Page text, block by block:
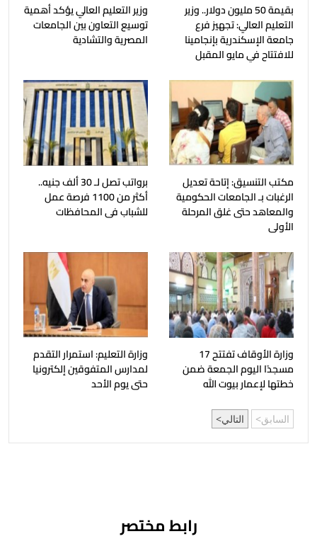
بقيمة 50 مليون دولار.. وزير
التعليم العالي: تجهيز فرع
جامعة الإسكندرية بإنجامينا
للافتتاح في مايو المقبل
وزير التعليم العالي يؤكد أهمية
توسيع التعاون بين الجامعات
المصرية والتشادية
مكتب التنسيق: إتاحة تعديل
الرغبات بـ الجامعات الحكومية
والمعاهد حتى غلق المرحلة
الأولى
برواتب تصل لـ 30 ألف جنيه..
أكثر من 1100 فرصة عمل
للشباب فى المحافظات
وزارة الأوقاف تفتتح 17
مسجدًا اليوم الجمعة ضمن
خطتها لإعمار بيوت الله
وزارة التعليم: استمرار التقدم
لمدارس المتفوقين إلكترونيا
حتى يوم الأحد
السابق التالي
رابط مختصر